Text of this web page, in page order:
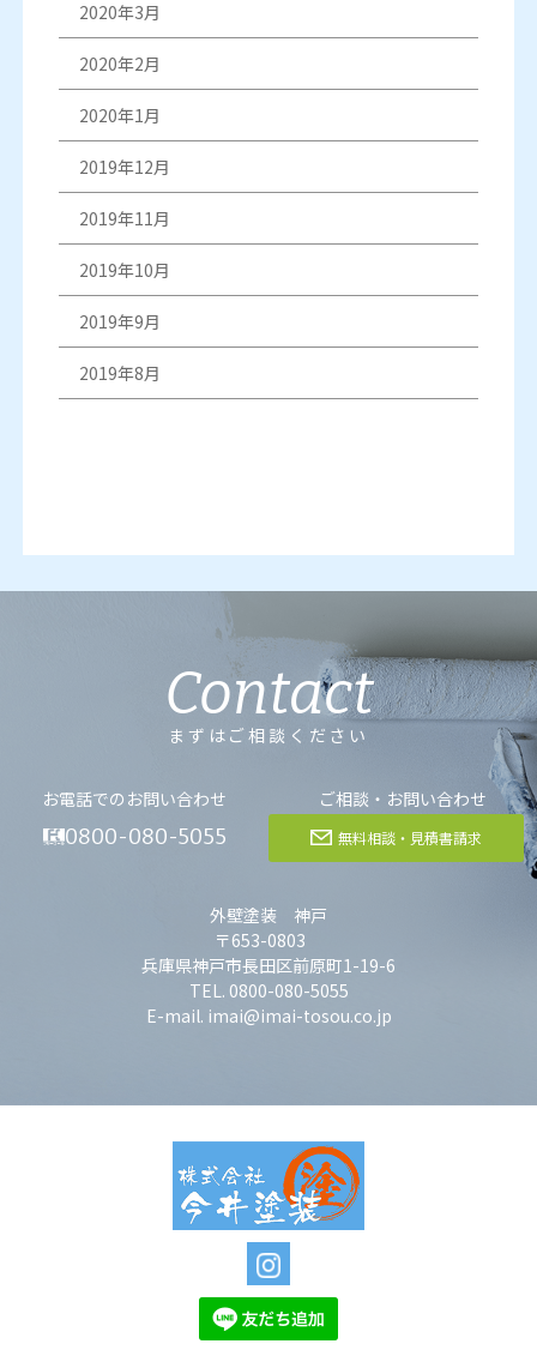
2020年3月
2020年2月
2020年1月
2019年12月
2019年11月
2019年10月
2019年9月
2019年8月
Contact
まずはご相談ください
お電話でのお問い合わせ
0800-080-5055
ご相談・お問い合わせ
無料相談・見積書請求
外壁塗装 神戸
〒653-0803
兵庫県神戸市長田区前原町1-19-6
TEL. 0800-080-5055
E-mail. imai@imai-tosou.co.jp